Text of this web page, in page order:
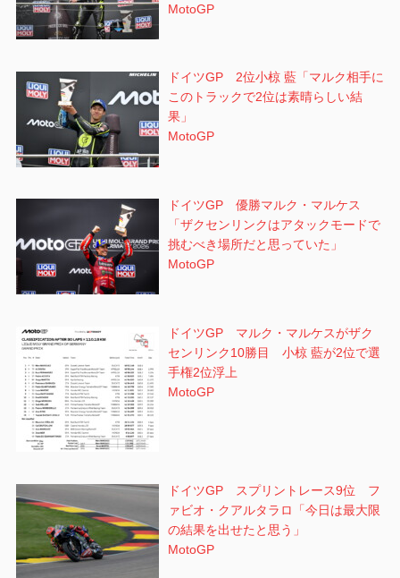
MotoGP
ドイツGP 2位小椋 藍「マルク相手に
このトラックで2位は素晴らしい結
果」
MotoGP
ドイツGP 優勝マルク・マルケス
「ザクセンリンクはアタックモードで
挑むべき場所だと思っていた」
MotoGP
ドイツGP マルク・マルケスがザク
センリンク10勝目 小椋 藍が2位で選
手権2位浮上
MotoGP
ドイツGP スプリントレース9位 フ
ァビオ・クアルタラロ「今日は最大限
の結果を出せたと思う」
MotoGP